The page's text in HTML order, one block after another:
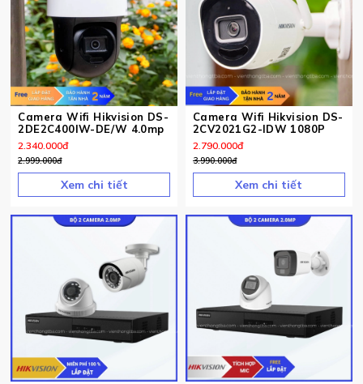
Camera Wifi Hikvision DS-
2DE2C400IW-DE/W 4.0mp
2.340.000đ
2.999.000đ
Xem chi tiết
Camera Wifi Hikvision DS-
2CV2021G2-IDW 1080P
2.790.000đ
3.990.000đ
Xem chi tiết